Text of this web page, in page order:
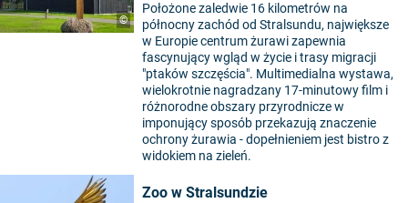
©
Położone zaledwie 16 kilometrów na
północny zachód od Stralsundu, największe
w Europie centrum żurawi zapewnia
fascynujący wgląd w życie i trasy migracji
"ptaków szczęścia". Multimedialna wystawa,
wielokrotnie nagradzany 17-minutowy film i
różnorodne obszary przyrodnicze w
imponujący sposób przekazują znaczenie
ochrony żurawia - dopełnieniem jest bistro z
widokiem na zieleń.
Zoo w Stralsundzie